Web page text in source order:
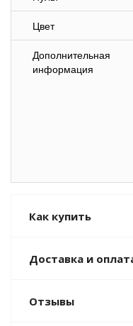
Цвет
Дополнительная
информация
Как купить
Доставка и
Отзывы